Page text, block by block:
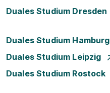
Duales Studium Dresden
Duales Studium Hamburg
Duales Studium Leipzig
Duales Studium Rostock